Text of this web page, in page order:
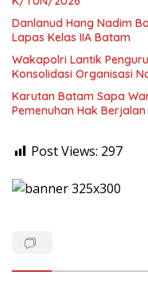
Danlanud Hang Nadim
Lapas Kelas IIA Batam
Wakapolri Lantik
Konsolidasi Organisasi
Karutan Batam Sapa
Pemenuhan Hak
Post Views: 297